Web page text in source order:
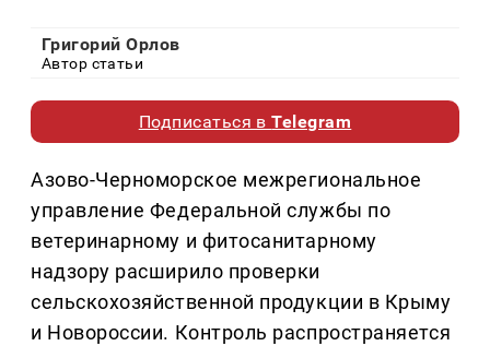
Григорий Орлов
Автор статьи
Подписаться вTelegram
Азово-Черноморское межрегиональное
управление Федеральной службы по
ветеринарному и фитосанитарному
надзору расширило проверки
сельскохозяйственной продукции в Крыму
и Новороссии. Контроль распространяется